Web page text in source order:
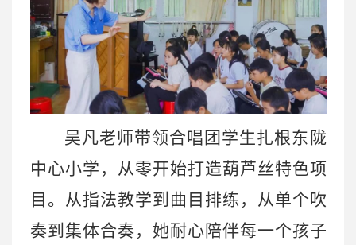
吴凡老师带领合唱团学生扎根东陇
中心小学，从零开始打造葫芦丝特色项
目。从指法教学到曲目排练，从单个吹
奏到集体合奏，她耐心陪伴每一个孩子